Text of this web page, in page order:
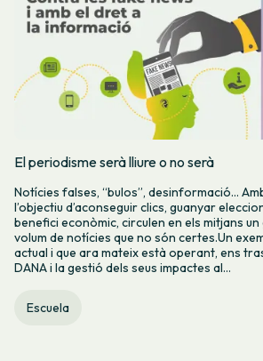
El periodisme serà lliure o no serà
Notícies falses, “bulos”, desinformació…
l’objectiu d’aconseguir clics, guanyar
benefici econòmic, circulen en els mitjans un
volum de notícies que no són certes.Un
actual i que ara mateix està operant, ens
DANA i la gestió dels seus impactes al...
Escuela